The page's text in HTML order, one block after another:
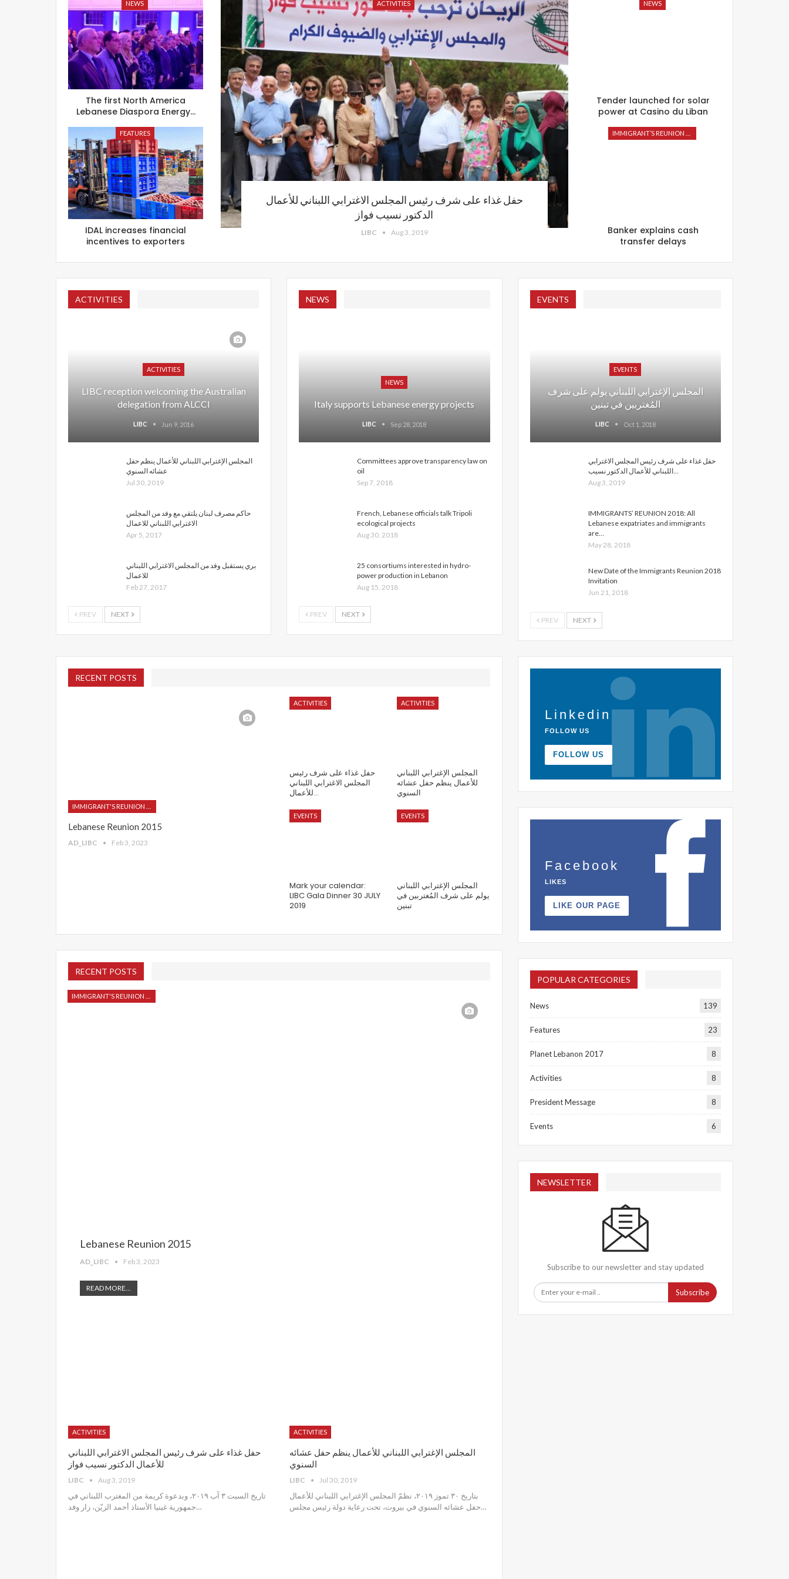
ACTIVITIES
حفل غذاء على شرف رئيس المجلس الاغترابي اللبناني للأعمال
الدكتور نسيب فواز
LIBC Aug 3, 2019
NEWS
The first North America
Lebanese Diaspora Energy…
FEATURES
IDAL increases financial
incentives to exporters
NEWS
Tender launched for solar
power at Casino du Liban
Banker explains cash
transfer delays
ACTIVITIES
ACTIVITIES
LIBC reception welcoming the Australian
delegation from ALCCI
LIBC Jun 9, 2016
المجلس الإغترابي اللبناني للأعمال ينظم حفل
عشائه السنوي
Jul 30, 2019
حاكم مصرف لبنان يلتقي مع وفد من المجلس
الاغترابي اللبناني للاعمال
Apr 5, 2017
بري يستقبل وفد من المجلس الاغترابي اللبناني
للاعمال
Feb 27, 2017
PREV NEXT
NEWS
NEWS
Italy supports Lebanese energy projects
LIBC Sep 28, 2018
Committees approve transparency law on
oil
Sep 7, 2018
French, Lebanese officials talk Tripoli
ecological projects
Aug 30, 2018
25 consortiums interested in hydro-
power production in Lebanon
Aug 15, 2018
PREV NEXT
EVENTS
EVENTS
المجلس الإغترابي اللبناني يولم على شرف
المُغتربين في تبنين
LIBC Oct 1, 2018
حفل غذاء على شرف رئيس المجلس الاغترابي
اللبناني للأعمال الدكتور نسيب…
Aug 3, 2019
IMMIGRANTS’ REUNION 2018: All
Lebanese expatriates and immigrants
are…
May 28, 2018
New Date of the Immigrants Reunion 2018
Invitation
Jun 21, 2018
PREV NEXT
RECENT POSTS
Lebanese Reunion 2015
AD_LIBC Feb 3, 2023
ACTIVITIES
حفل غذاء على شرف رئيس
المجلس الاغترابي اللبناني
للأعمال…
ACTIVITIES
المجلس الإغترابي اللبناني
للأعمال ينظم حفل عشائه
السنوي
EVENTS
Mark your calendar:
LIBC Gala Dinner 30 JULY
2019
EVENTS
المجلس الإغترابي اللبناني
يولم على شرف المُغتربين في
تبنين
RECENT POSTS
Lebanese Reunion 2015
AD_LIBC Feb 3, 2023
READ MORE...
ACTIVITIES
حفل غذاء على شرف رئيس المجلس الاغترابي اللبناني
للأعمال الدكتور نسيب فواز
LIBC Aug 3, 2019
تاريخ السبت ٣ آب ٢٠١٩، وبدعوة كريمة من المغترب اللبناني في
جمهورية غينيا الأستاذ أحمد الزيّن، زار وفد…
ACTIVITIES
المجلس الإغترابي اللبناني للأعمال ينظم حفل عشائه
السنوي
LIBC Jul 30, 2019
بتاريخ ٣٠ تموز ٢٠١٩، نظمّ المجلس الإغترابي اللبناني للأعمال
حفل عشائه السنوي في بيروت، تحت رعاية دولة رئيس مجلس…
Linkedin
FOLLOW US
FOLLOW US
Facebook
LIKES
LIKE OUR PAGE
POPULAR CATEGORIES
News 139
Features 23
Planet Lebanon 2017 8
Activities 8
President Message 8
Events 6
NEWSLETTER
Subscribe to our newsletter and stay updated
Subscribe